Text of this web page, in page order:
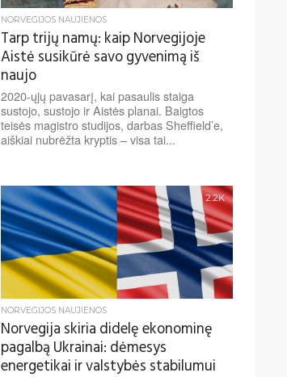
NORVEGIJOS NAUJIENOS
Tarp trijų namų: kaip Norvegijoje
Aistė susikūrė savo gyvenimą iš
naujo
2020-ųjų pavasarį, kai pasaulis staiga
sustojo, sustojo ir Aistės planai. Baigtos
teisės magistro studijos, darbas Sheffield’e,
aiškiai nubrėžta kryptis – visa tai...
2.2K
NORVEGIJOS NAUJIENOS
Norvegija skiria didelę ekonominę
pagalbą Ukrainai: dėmesys
energetikai ir valstybės stabilumui